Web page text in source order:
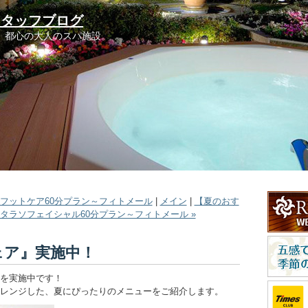
ッフブログ
都心の大人のスパ施設。
ットケア60分プラン～フィトメール| メイン
【夏のおす
ラソフェイシャル60分プラン～フィトメール »
』実施中！
実施中です！
ンジした、夏にぴったりのメニューをご紹介します。